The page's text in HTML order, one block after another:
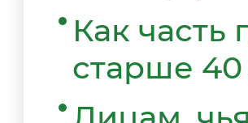
Как часть
старше 40